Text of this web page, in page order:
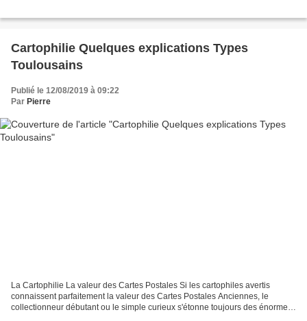
Cartophilie Quelques explications Types
Toulousains
Publié le 12/08/2019 à 09:22
Par Pierre
La Cartophilie La valeur des Cartes Postales Si les cartophiles avertis
connaissent parfaitement la valeur des Cartes Postales Anciennes, le
collectionneur débutant ou le simple curieux s'étonne toujours des énormes